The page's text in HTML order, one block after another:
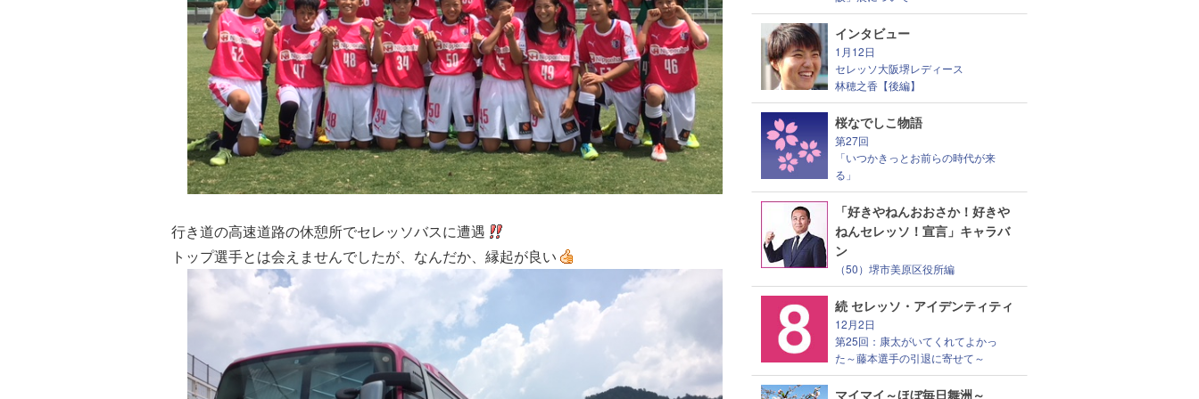
行き道の高速道路の休憩所でセレッソバスに遭遇
トップ選手とは会えませんでしたが、なんだか、縁起が良い
インタビュー
1月12日
セレッソ大阪堺レディース
林穂之香【後編】
桜なでしこ物語
第27回
「いつかきっとお前らの時代が来
る」
「好きやねんおおさか！好きや
ねんセレッソ！宣言」キャラバ
ン
（50）堺市美原区役所編
続 セレッソ・アイデンティティ
12月2日
第25回：康太がいてくれてよかっ
た～藤本選手の引退に寄せて～
マイマイ～ほぼ毎日舞洲～